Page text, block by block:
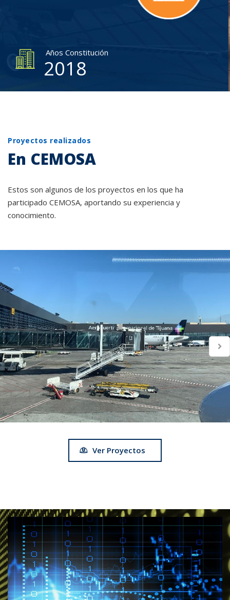
Años Constitución
2018
Proyectos realizados
En CEMOSA
Estos son algunos de los proyectos en los que ha
participado CEMOSA, aportando su experiencia y
conocimiento.
Ver Proyectos